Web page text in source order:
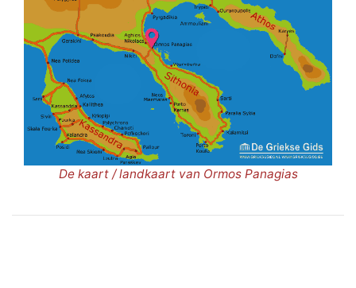
De kaart / landkaart van Ormos Panagias